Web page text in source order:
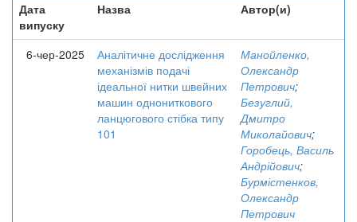
Дата
випуску
Назва Автор(и)
6-чер-2025
Аналітичне дослідження
механізмів подачі
ідеальної нитки швейних
машин однониткового
ланцюгового стібка типу
101
Манойленко,
Олександр
Петрович;
Безуглий,
Дмитро
Миколайович;
Горобець, Василь
Андрійович;
Бурмістенков,
Олександр
Петрович